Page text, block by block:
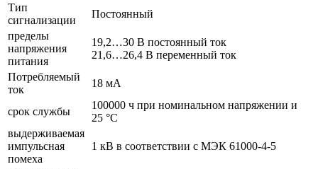
Тип
сигнализации
Постоянный
пределы
напряжения
питания
19,2…30 В постоянный ток
21,6…26,4 В переменный ток
Потребляемый
ток
18 мА
срок службы
100000 ч при номинальном напряжении и
25 °C
выдерживаемая
импульсная
помеха
1 кВ в соответствии с МЭК 61000-4-5